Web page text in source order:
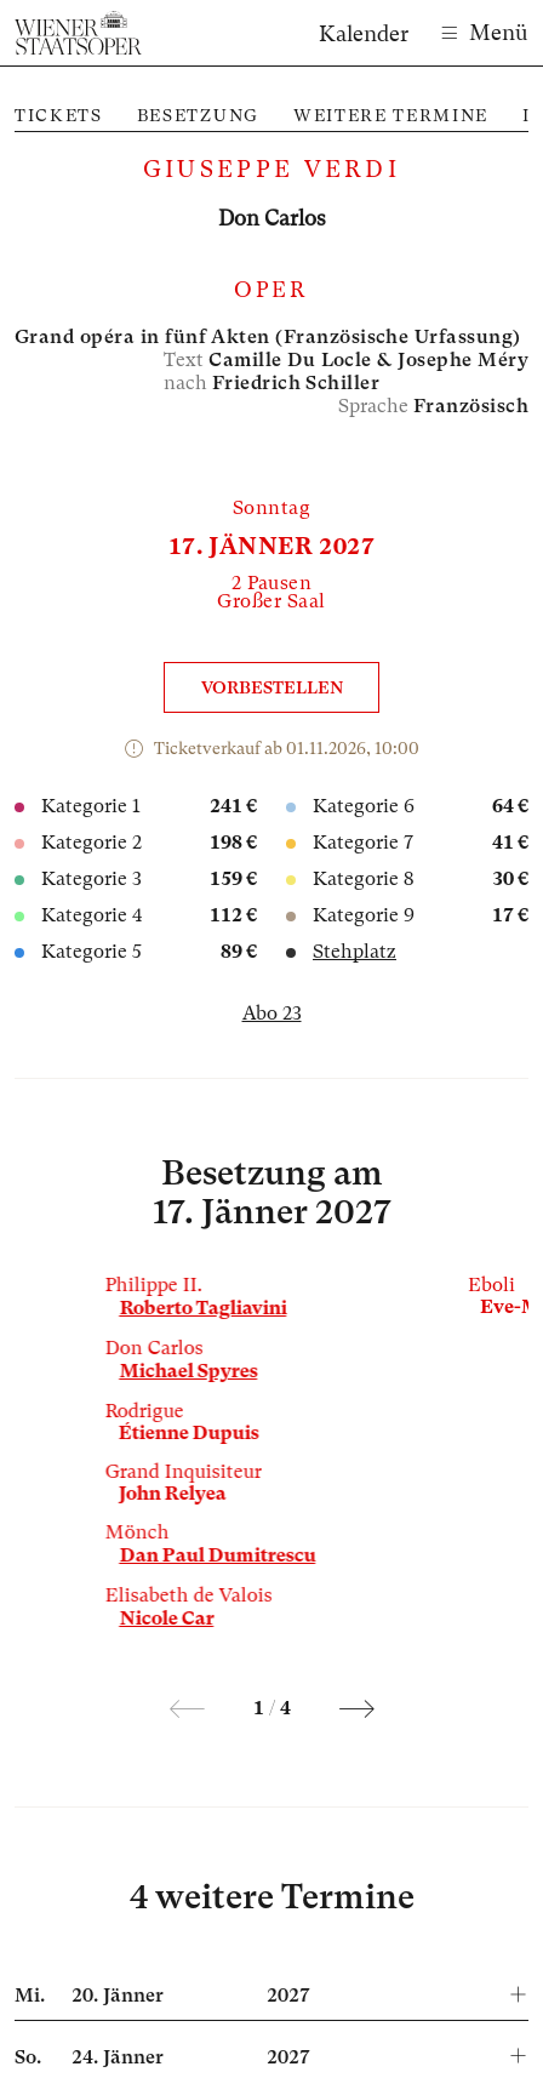
Kalender Menü
TICKETS BESETZUNG WEITERE TERMINE
GIUSEPPE VERDI
Don Carlos
OPER
Grand opéra in fünf Akten (Französische Urfassung)
TextCamille Du Locle &Josephe Méry
nach Friedrich Schiller
Sprache Französisch
Sonntag
17. JÄNNER 2027
2 Pausen
Großer Saal
VORBESTELLEN
Ticketverkauf ab 01.11.2026, 10:00
Kategorie 1
241 €
Kategorie 2
198 €
Kategorie 3
159 €
Kategorie 4
112 €
Kategorie 5
89 €
Kategorie 6
64 €
Kategorie 7
41 €
Kategorie 8
30 €
Kategorie 9
17 €
Stehplatz
Abo 23
Besetzung am
17. Jänner 2027
Philippe II.
Roberto Tagliavini
Don Carlos
Michael Spyres
Rodrigue
Étienne Dupuis
Grand Inquisiteur
John Relyea
Mönch
Dan Paul Dumitrescu
Elisabeth de Valois
Nicole Car
Eboli
Eve-
1 / 4
4 weitere Termine
Mi. 20.Jänner 2027
So. 24.Jänner 2027